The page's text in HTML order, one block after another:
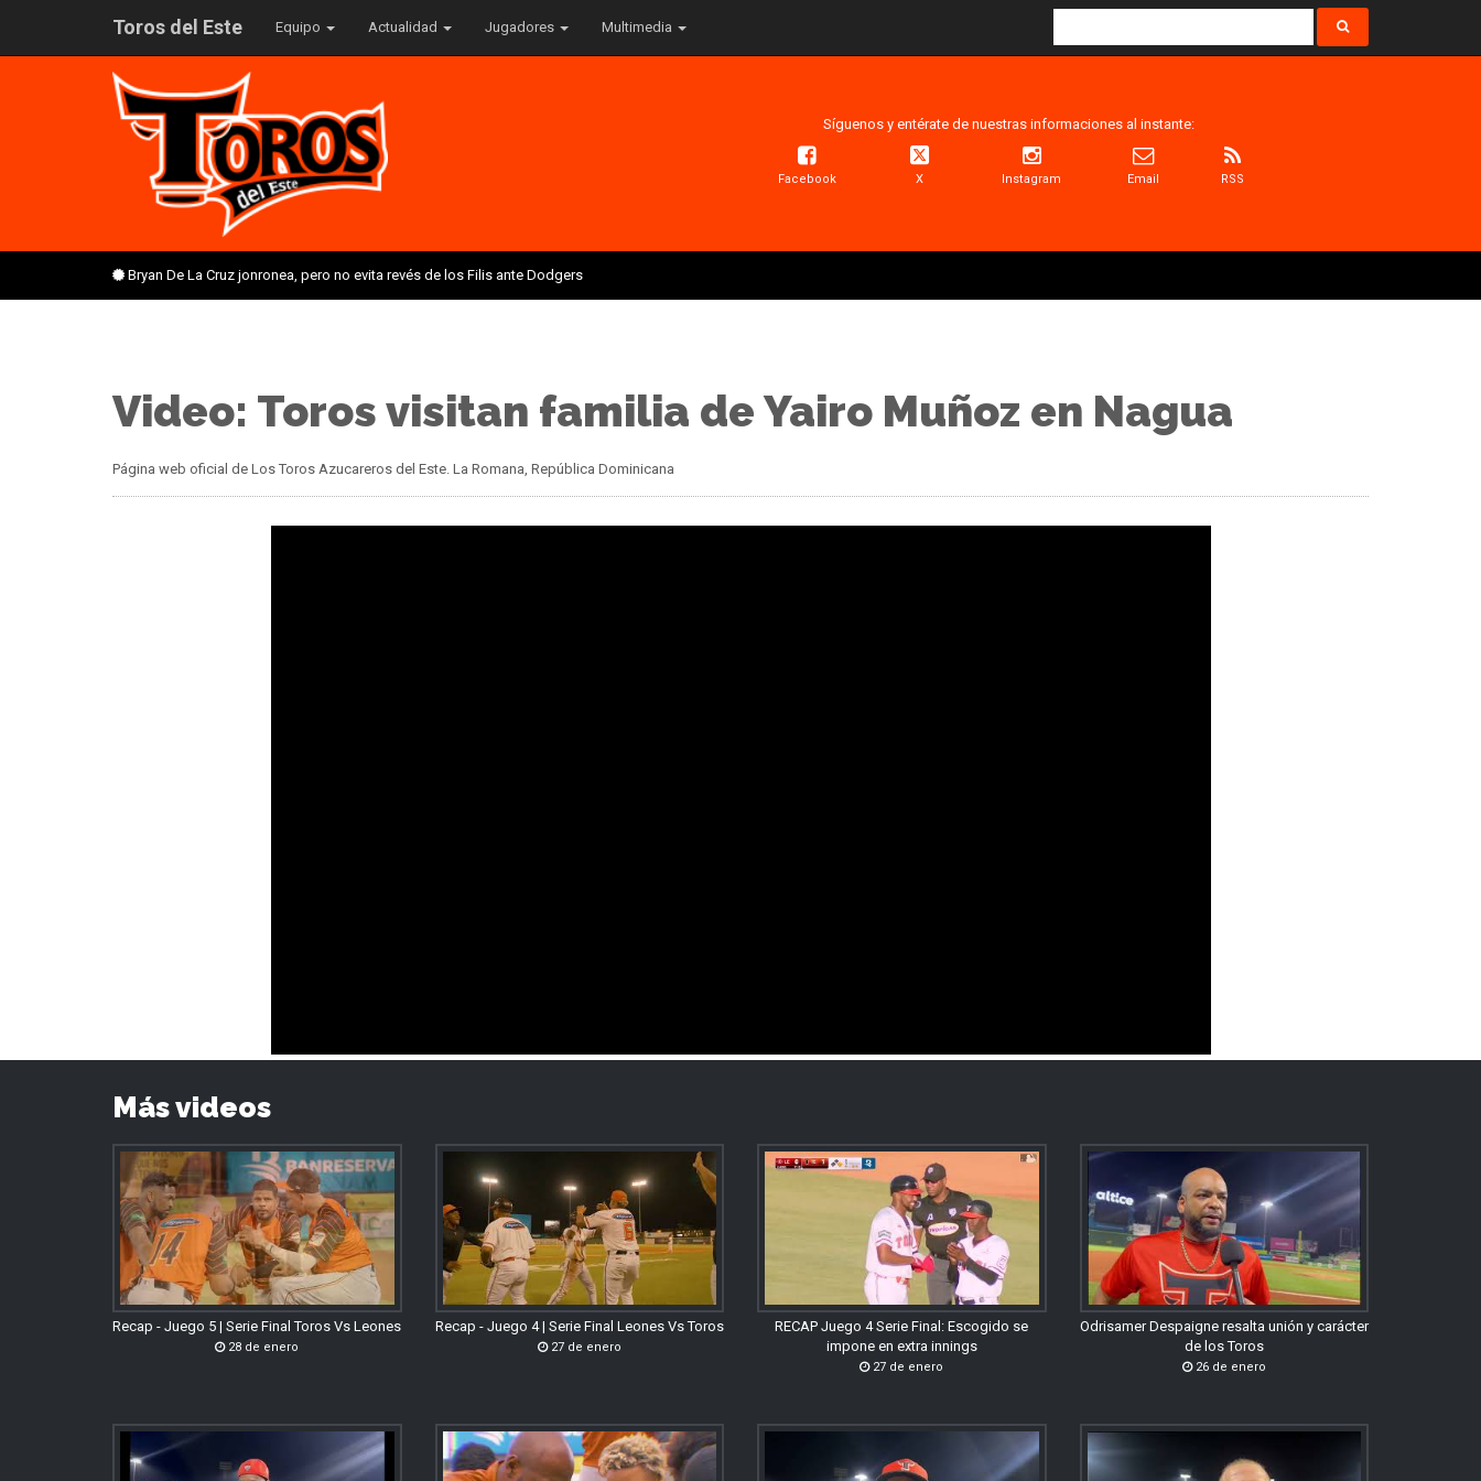
Toros del Este Equipo Actualidad Jugadores Multimedia
Síguenos y entérate de nuestras informaciones al instante:
Facebook X Instagram Email RSS
Bryan De La Cruz jonronea, pero no evita revés de los Filis ante Dodgers
Video: Toros visitan familia de Yairo Muñoz en Nagua
Página web oficial de Los Toros Azucareros del Este. La Romana, República Dominicana
Más videos
Recap - Juego 5 | Serie Final Toros Vs Leones
28 de enero
Recap - Juego 4 | Serie Final Leones Vs Toros
27 de enero
RECAP Juego 4 Serie Final: Escogido se
impone en extra innings
27 de enero
Odrisamer Despaigne resalta unión y carácter
de los Toros
26 de enero